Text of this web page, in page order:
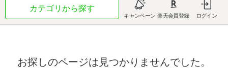
カテゴリから探す
キャンペーン 楽天会員登録 ログイン
お探しのページは見つかりませんでした。